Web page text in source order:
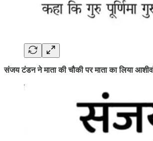
संजय टंडन ने माता की चौकी पर माता का लिया